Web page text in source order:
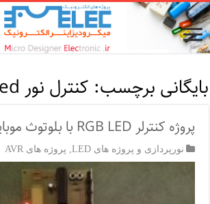
بایگانی برچسب: کنترل نور rgb led
پروژه کنترلر RGB LED با بلوتوث موبایل
نورپردازی و پروژه های LED پروژه های AVR